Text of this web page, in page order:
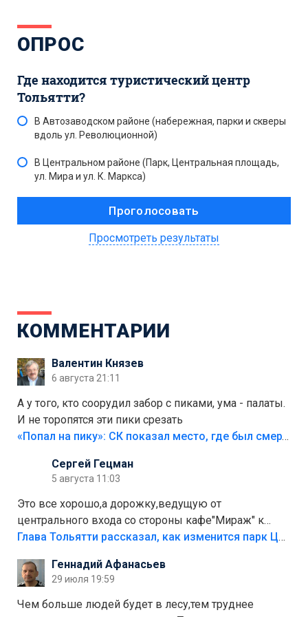
ОПРОС
Где находится туристический центр
Тольятти?
В Автозаводском районе (набережная, парки и скверы
вдоль ул. Революционной)
В Центральном районе (Парк, Центральная площадь,
ул. Мира и ул. К. Маркса)
Просмотреть результаты
КОММЕНТАРИИ
Валентин Князев
6 августа 21:11
А у того, кто соорудил забор с пиками, ума - палаты.
И не торопятся эти пики срезать
«Попал на пику»: СК показал место, где был смертельно травмирован ребенок в Тольятти
Сергей Гецман
5 августа 11:03
Это все хорошо,а дорожку,ведущую от
центрального входа со стороны кафе"Мираж" к
аттракционам слабо доделать?А то бордюры
лежала в парке и испортилась.Да еще,видимо,часть
украли.
Глава Тольятти рассказал, как изменится парк Центрального района
Геннадий Афанасьев
29 июля 19:59
Чем больше людей будет в лесу,тем труднее